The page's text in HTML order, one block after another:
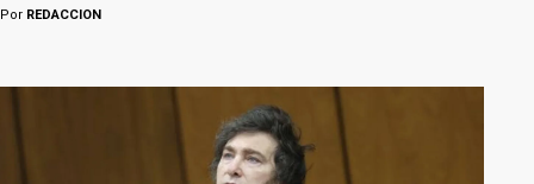
Por REDACCION